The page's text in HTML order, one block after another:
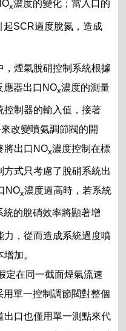
x濃度的變化；當入口的
起SCR過度脫氮，造成
煙氣脫硝控制系統根據
應器出口NOx濃度的測量
控制器的輸入值，接著
改變噴氨調節閥的開
將出口NOx濃度控制在標
式只考慮了脫硝系統出
NOx濃度過高時，若系統
統的脫硝效率將顯著增
力，從而造成系統過度噴
加。
定在同一截面煙氣流速
單一控制調節閥對整個
出口也僅用單一測點來代